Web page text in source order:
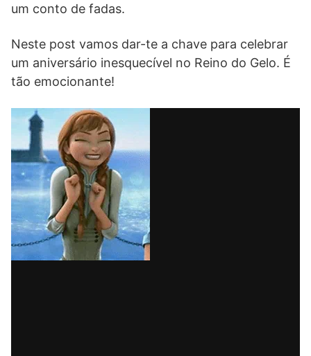
um conto de fadas.
Neste post vamos dar-te a chave para celebrar
um aniversário inesquecível no Reino do Gelo. É
tão emocionante!